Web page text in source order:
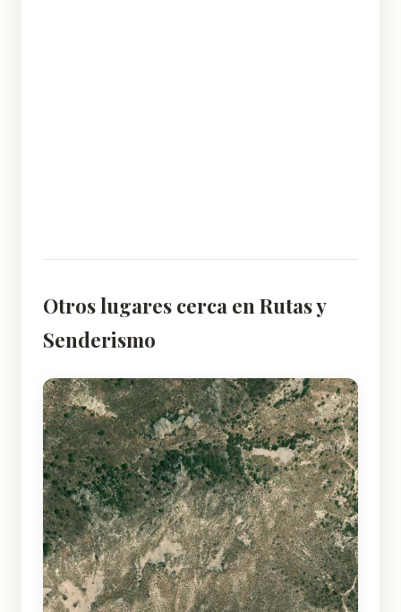
Otros lugares cerca en Rutas y
Senderismo